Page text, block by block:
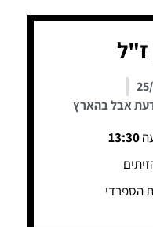
ז"ל
אבל בהארץ
13:30
הספרדי